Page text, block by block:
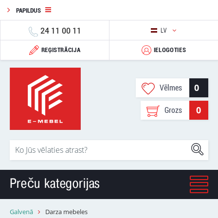
PAPILDUS
24 11 00 11 LV
REĢISTRĀCIJA IELOGOTIES
Vēlmes 0
Grozs 0
Preču kategorijas
Galvenā Darza mebeles